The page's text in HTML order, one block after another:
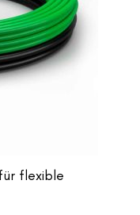
flexible